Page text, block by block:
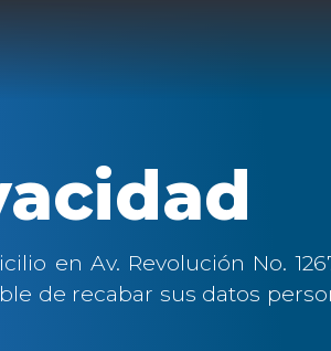
en Av. Revolución No.
de recabar sus datos